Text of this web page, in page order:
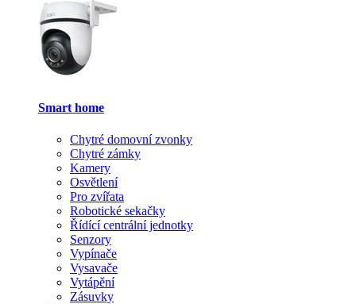
Smart home
Chytré domovní zvonky
Chytré zámky
Kamery
Osvětlení
Pro zvířata
Robotické sekačky
Řídící centrální jednotky
Senzory
Vypínače
Vysavače
Vytápění
Zásuvky